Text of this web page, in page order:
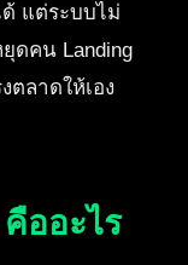
ด้ แต่ระบบไม่
ดคน Landing
ตลาดให้เอง
ออะไร